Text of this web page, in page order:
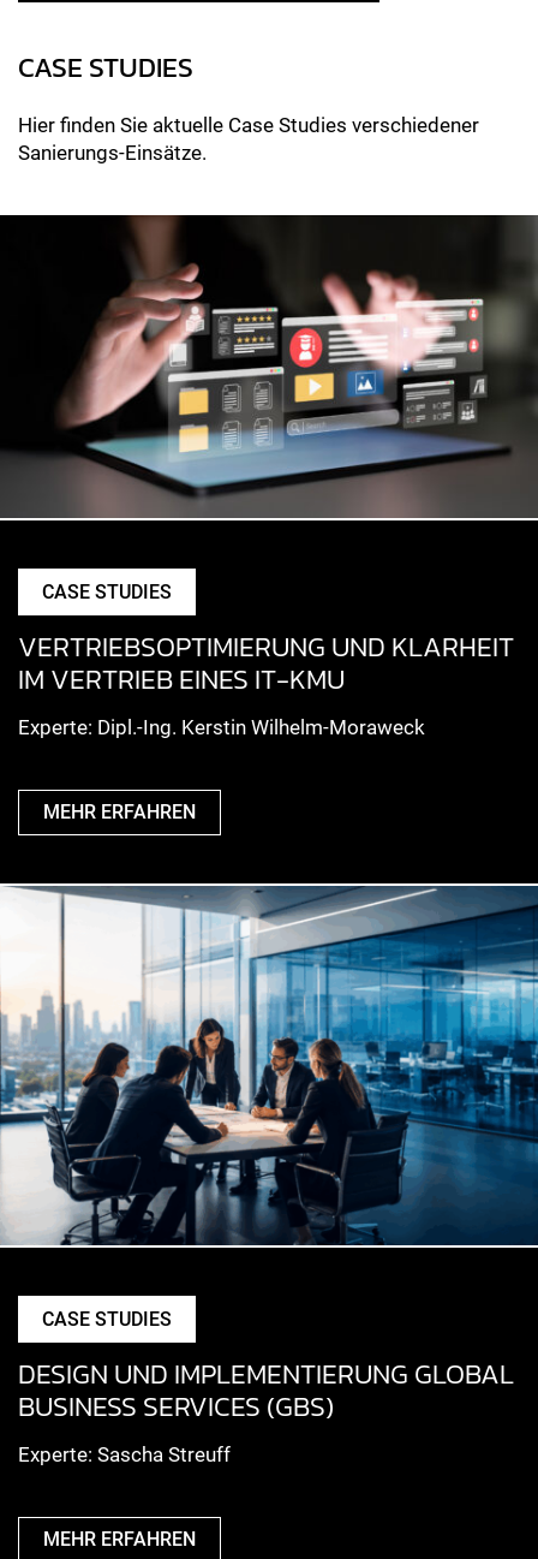
CASE STUDIES
Hier finden Sie aktuelle Case Studies verschiedener
Sanierungs-Einsätze.
CASE STUDIES
VERTRIEBSOPTIMIERUNG UND KLARHEIT
IM VERTRIEB EINES IT-KMU
Experte: Dipl.-Ing. Kerstin Wilhelm-Moraweck
MEHR ERFAHREN
CASE STUDIES
DESIGN UND IMPLEMENTIERUNG GLOBAL
BUSINESS SERVICES (GBS)​
Experte: Sascha Streuff
MEHR ERFAHREN